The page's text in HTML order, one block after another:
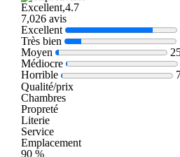
Excellent,4.7
7,026 avis
Excellent
Très bien
Moyen
Médiocre
Horrible
Qualité/prix
Chambres
Propreté
Literie
Service
Emplacement
90 %